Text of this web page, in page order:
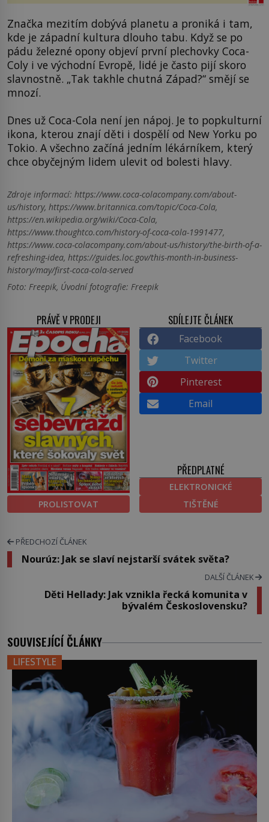
Značka mezitím dobývá planetu a proniká i tam,
kde je západní kultura dlouho tabu. Když se po
pádu železné opony objeví první plechovky Coca-
Coly i ve východní Evropě, lidé je často pijí skoro
slavnostně. „Tak takhle chutná Západ?“ smějí se
mnozí.
Dnes už Coca-Cola není jen nápoj. Je to popkulturní
ikona, kterou znají děti i dospělí od New Yorku po
Tokio. A všechno začíná jedním lékárníkem, který
chce obyčejným lidem ulevit od bolesti hlavy.
Zdroje informací: https://www.coca-colacompany.com/about-
us/history, https://www.britannica.com/topic/Coca-Cola,
https://en.wikipedia.org/wiki/Coca-Cola,
https://www.thoughtco.com/history-of-coca-cola-1991477,
https://www.coca-colacompany.com/about-us/history/the-birth-of-a-
refreshing-idea, https://guides.loc.gov/this-month-in-business-
history/may/first-coca-cola-served
Foto: Freepik, Úvodní fotografie: Freepik
PRÁVĚ V PRODEJI
PROLISTOVAT
SDÍLEJTE ČLÁNEK
Facebook
Twitter
Pinterest
Email
PŘEDPLATNÉ
ELEKTRONICKÉ
TIŠTĚNÉ
PŘEDCHOZÍ ČLÁNEK
Nourúz: Jak se slaví nejstarší svátek světa?
DALŠÍ ČLÁNEK
Děti Hellady: Jak vznikla řecká komunita v
bývalém Československu?
SOUVISEJÍCÍ ČLÁNKY
LIFESTYLE